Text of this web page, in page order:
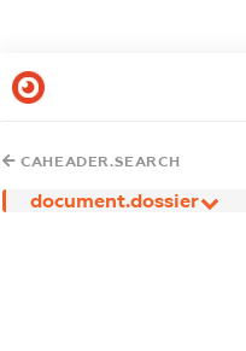
CAHEADER.SEARCH
document.dossier